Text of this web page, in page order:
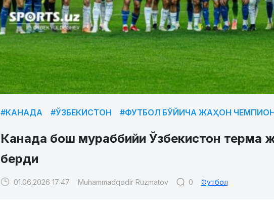
#КАНАДА #ЎЗБЕКИСТОН #ФУТБОЛ БЎЙИЧА ЖАҲОН
Канада бош мураббийи Ўзбекистон терма
берди
01.06.2026 17:47 Muhammadqodir Ruzmatov 0 Футбол